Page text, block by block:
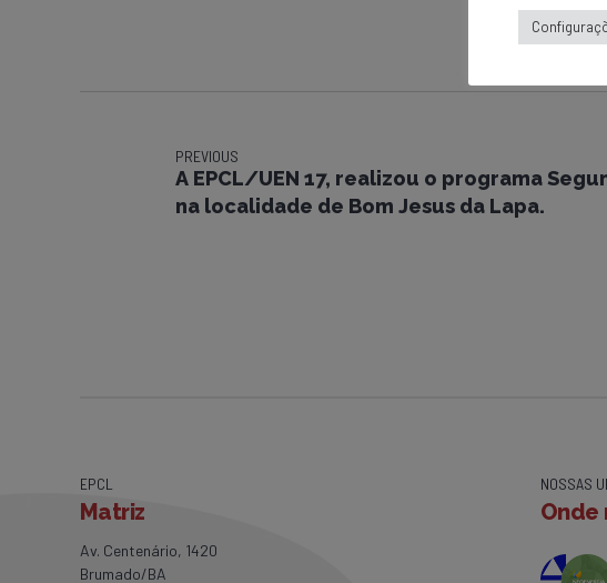
PREVIOUS
A EPCL/UEN 17, realizou o programa
na localidade de Bom Jesus da Lapa.
EPCL
Matriz
Av. Centenário, 1420
Brumado/BA
NOSSAS
Onde